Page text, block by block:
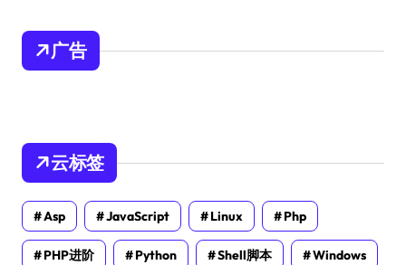
广告
云标签
Asp JavaScript Linux Php
PHP进阶 Python Shell脚本 Windows